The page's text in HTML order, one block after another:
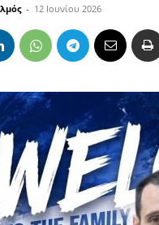
- 12 Ιουνίου 2026